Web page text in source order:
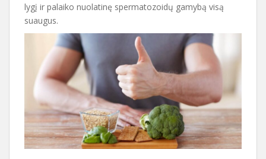
lygį ir palaiko nuolatinę spermatozoidų gamybą visą
suaugus.